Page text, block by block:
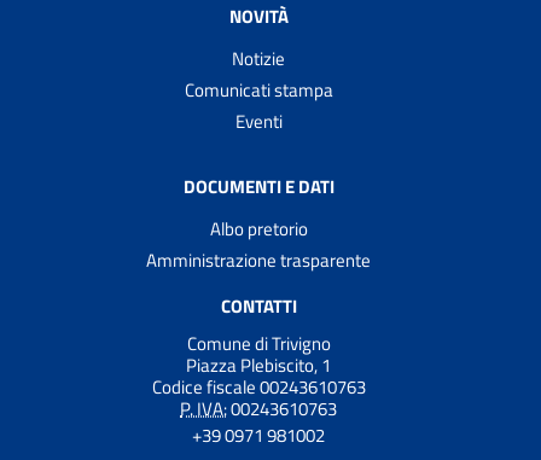
NOVITÀ
Notizie
Comunicati stampa
Eventi
DOCUMENTI E DATI
Albo pretorio
Amministrazione trasparente
CONTATTI
Comune di Trivigno
Piazza Plebiscito, 1
Codice fiscale 00243610763
P. IVA:00243610763
+39 0971 981002